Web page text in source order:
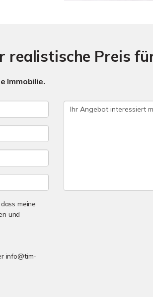
realistische Preis
Immobilie.
meine
und
info@tim-